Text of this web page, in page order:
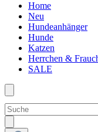
Home
Neu
Hundeanhänger
Hunde
Katzen
Herrchen &
SALE